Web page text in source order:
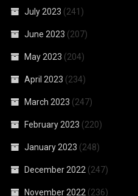
July 2023 (241)
June 2023 (207)
May 2023 (204)
April 2023 (234)
March 2023 (247)
February 2023 (220)
January 2023 (248)
December 2022 (247)
November 2022 (236)